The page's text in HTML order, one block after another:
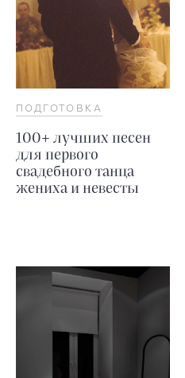
ПОДГОТОВКА
100+ лучших песен
для первого
свадебного танца
жениха и невесты